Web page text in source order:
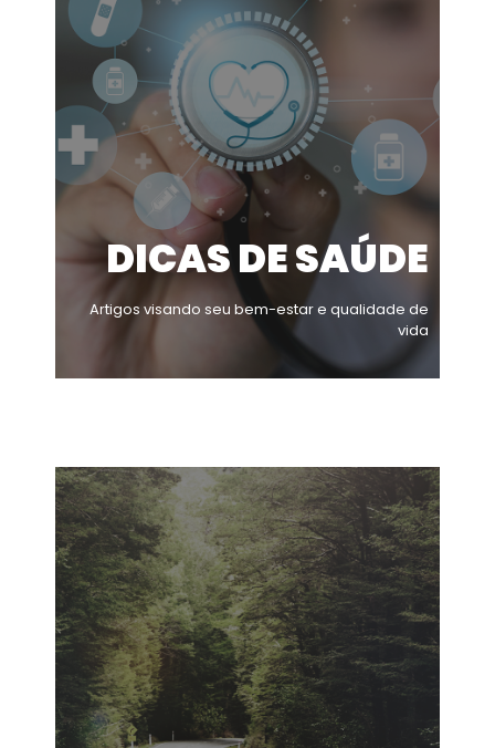
DICAS DE SAÚDE
Artigos visando seu bem-estar e qualidade de
vida